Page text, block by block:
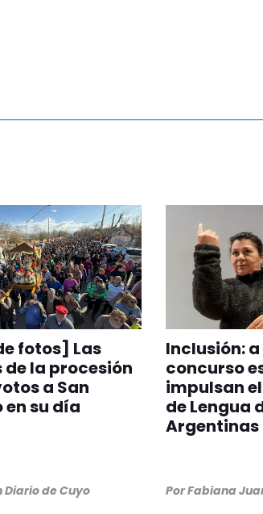
fotos] Las
de la procesión
a San
su día
Diario de Cuyo
Inclusión:
concurso
impulsan
de Lengua
Argentinas
PorFabiana